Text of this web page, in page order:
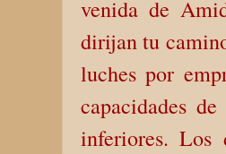
venida de
dirijan tu
luches por
capacidades
inferiores. Los